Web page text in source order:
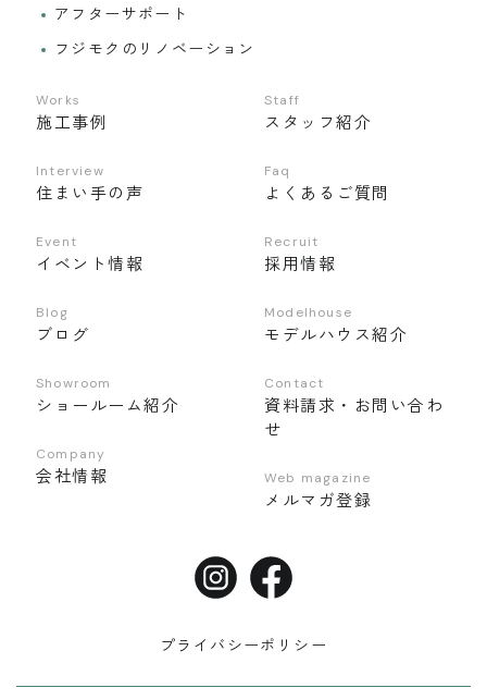
プライバシーポリシー
アフターサポート
フジモクのリノベーション
Works
施工事例
Interview
住まい手の声
Event
イベント情報
Blog
ブログ
Showroom
ショールーム紹介
Company
会社情報
Staff
スタッフ紹介
Faq
よくあるご質問
Recruit
採用情報
Modelhouse
モデルハウス紹介
Contact
資料請求・お問い合わ
せ
Web magazine
メルマガ登録